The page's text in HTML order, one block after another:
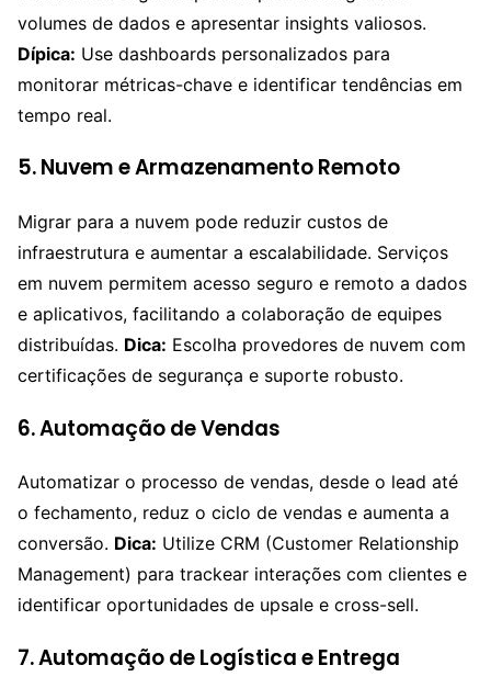
volumes de dados e apresentar insights valiosos.
Dípica: Use dashboards personalizados para
monitorar métricas-chave e identificar tendências em
tempo real.
5. Nuvem e Armazenamento Remoto
Migrar para a nuvem pode reduzir custos de
infraestrutura e aumentar a escalabilidade. Serviços
em nuvem permitem acesso seguro e remoto a dados
e aplicativos, facilitando a colaboração de equipes
distribuídas. Dica: Escolha provedores de nuvem com
certificações de segurança e suporte robusto.
6. Automação de Vendas
Automatizar o processo de vendas, desde o lead até
o fechamento, reduz o ciclo de vendas e aumenta a
conversão. Dica: Utilize CRM (Customer Relationship
Management) para trackear interações com clientes e
identificar oportunidades de upsale e cross-sell.
7. Automação de Logística e Entrega